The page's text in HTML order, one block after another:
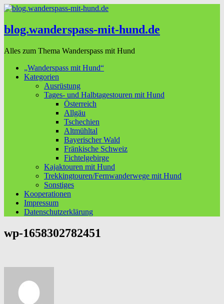
blog.wanderspass-mit-hund.de
Alles zum Thema Wanderspass mit Hund
„Wanderspass mit Hund“
Kategorien
Ausrüstung
Tages- und Halbtagestouren mit Hund
Österreich
Allgäu
Tschechien
Altmühltal
Bayerischer Wald
Fränkische Schweiz
Fichtelgebirge
Kajaktouren mit Hund
Trekkingtouren/Fernwanderwege mit Hund
Sonstiges
Kooperationen
Impressum
Datenschutzerklärung
wp-1658302782451